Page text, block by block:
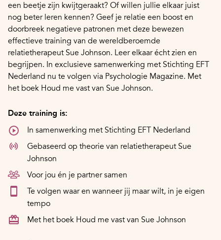
een beetje zijn kwijtgeraakt? Of willen jullie elkaar juist
nog beter leren kennen? Geef je relatie een boost en
doorbreek negatieve patronen met deze bewezen
effectieve training van de wereldberoemde
relatietherapeut Sue Johnson. Leer elkaar écht zien en
begrijpen. In exclusieve samenwerking met Stichting EFT
Nederland nu te volgen via Psychologie Magazine. Met
het boek Houd me vast van Sue Johnson.
Deze training is:
In samenwerking met Stichting EFT Nederland
Gebaseerd op theorie van relatietherapeut Sue
Johnson
Voor jou én je partner samen
Te volgen waar en wanneer jij maar wilt, in je eigen
tempo
Met het boek Houd me vast van Sue Johnson